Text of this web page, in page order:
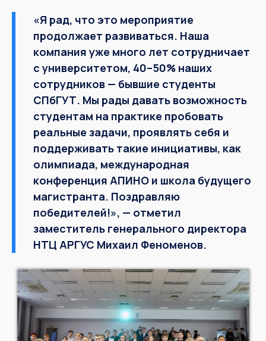
«Я рад, что это мероприятие
продолжает развиваться. Наша
компания уже много лет сотрудничает
с университетом, 40–50% наших
сотрудников — бывшие студенты
СПбГУТ. Мы рады давать возможность
студентам на практике пробовать
реальные задачи, проявлять себя и
поддерживать такие инициативы, как
олимпиада, международная
конференция АПИНО и школа будущего
магистранта. Поздравляю
победителей!», — отметил
заместитель генерального директора
НТЦ АРГУС Михаил Феноменов.